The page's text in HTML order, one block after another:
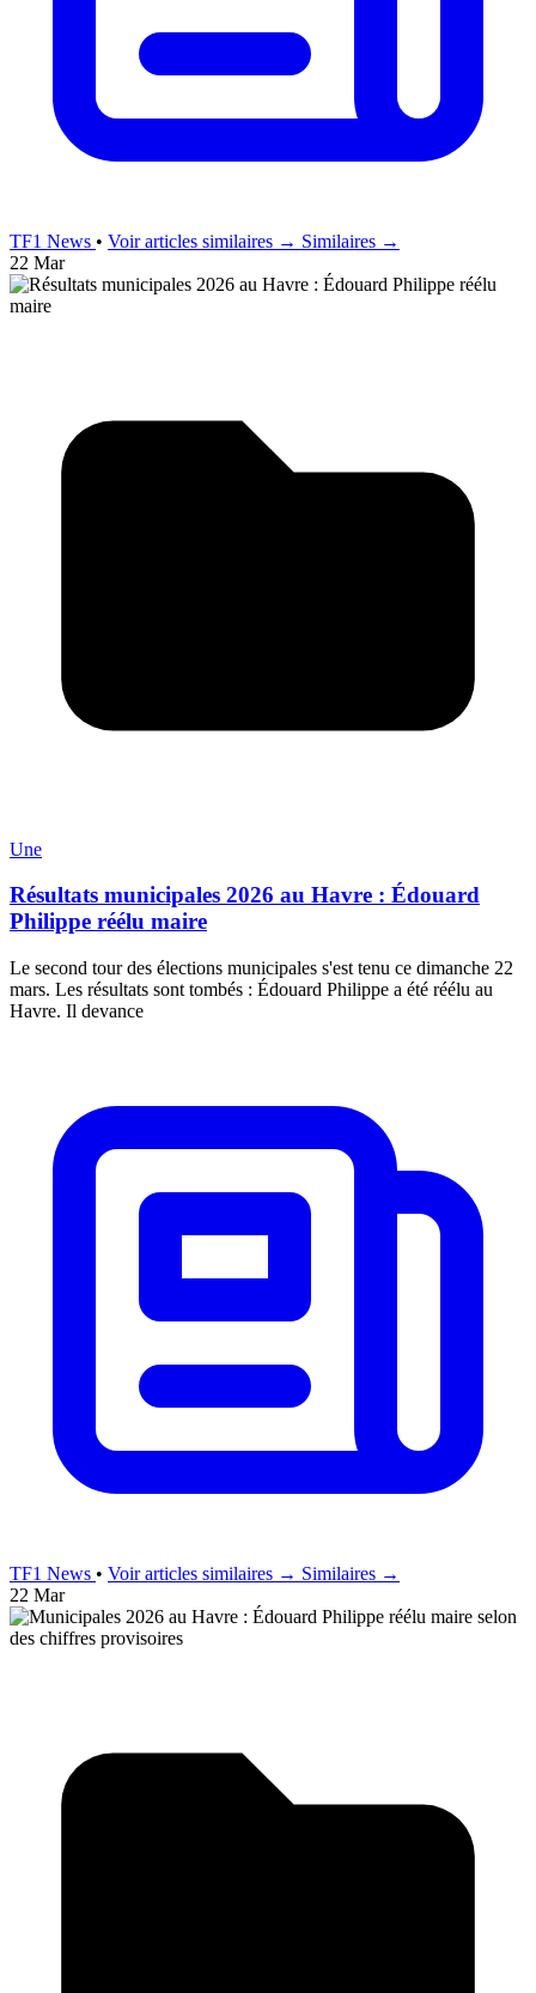
TF1 News • Voir articles similaires → Similaires →
22 Mar
Une
Résultats municipales 2026 au Havre : Édouard
Philippe réélu maire
Le second tour des élections municipales s'est tenu ce dimanche 22
mars. Les résultats sont tombés : Édouard Philippe a été réélu au
Havre. Il devance
TF1 News • Voir articles similaires → Similaires →
22 Mar